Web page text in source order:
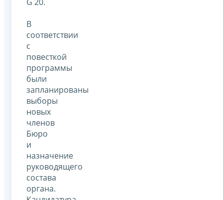
В
соответствии
с
повесткой
программы
были
запланированы
выборы
новых
членов
Бюро
и
назначение
руководящего
состава
органа.